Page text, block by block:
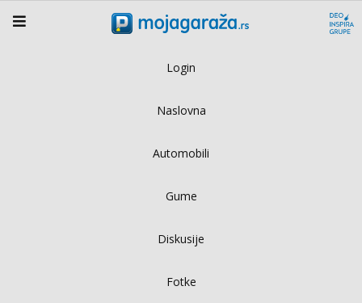
Login
Naslovna
Automobili
Gume
Diskusije
Fotke